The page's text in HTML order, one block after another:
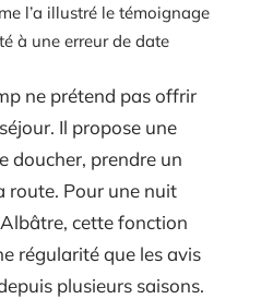
l’a illustré le témoignage
à une erreur de date
ne prétend pas offrir
Il propose une
doucher, prendre un
route. Pour une nuit
cette fonction
régularité que les avis
plusieurs saisons.